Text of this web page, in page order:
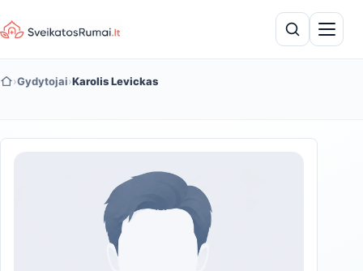
›Gydytojai›Karolis Levickas